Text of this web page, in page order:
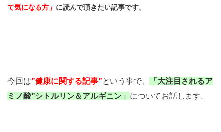
て気になる方」 に読んで頂きたい記事です。
今回は”健康に関する記事”という事で、
「大注目されるア
ミノ酸”シトルリン＆アルギニン」 についてお話します。